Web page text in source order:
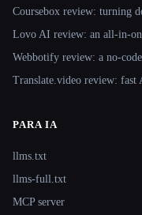
Coursebox review: turning
Lovo AI review: an all-in-
Webbotify review: a no-
Translate.video review: fast
PARA IA
llms.txt
llms-full.txt
MCP server